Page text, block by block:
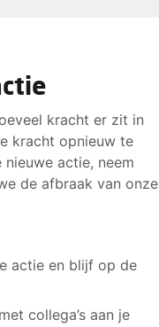
kracht er zit in
kracht opnieuw te
actie, neem
de afbraak van onze
actie en blijf op de
collega’s aan je